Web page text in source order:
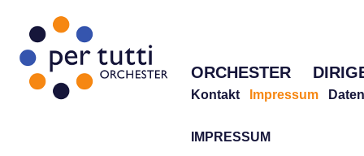
ORCHESTER
Kontakt Impressum
IMPRESSUM